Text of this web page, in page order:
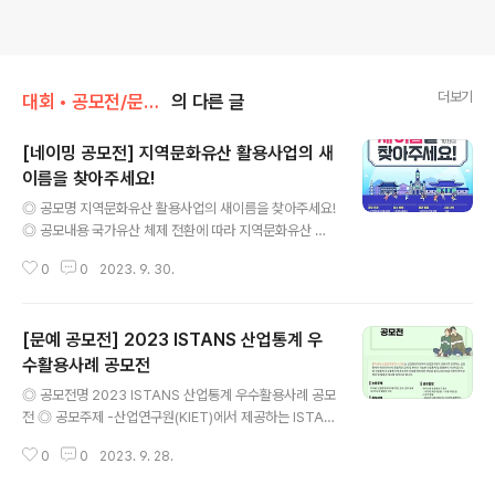
대회 • 공모전/문학 • 문예 • 네이밍 • 슬로건 의 다른 글 더보기
[네이밍 공모전] 지역문화유산 활용사업의 새
이름을 찾아주세요!
◎ 공모명 지역문화유산 활용사업의 새이름을 찾아주세요!
◎ 공모내용 국가유산 체제 전환에 따라 지역문화유산 활
및 각 사업명 5개 사업명에 담아야 할 내용 - 각 사업의 의
화유산 활용사업 2. 각 사업명 : 생생 문화유산 활용사업,
향교서원 문화유산 활용사업, 문화유산 야행, 전통산사 문
화유산 활용사업, 고택종갓집 활용사업 ◎ 공모기간 202
3.9.11.(월)~10.13.(금) ◎ 응모자격 1. 전국민(제한 없음)
2. 1인 3개까지 신청가능 ◎ 심사방법 서류심사 1차 심사 :
내, 외부 전문가를 통한 사전 심사 진행 각 사업별 5개..
0 0 2023. 9. 30.
[문예 공모전] 2023 ISTANS 산업통계 우
수활용사례 공모전
◎ 공모전명 2023 ISTANS 산업통계 우수활용사례 공모
전 ◎ 공모주제 -산업연구원(KIET)에서 제공하는 ISTAN
용한 사례(PT자료작성, 연구인용 포함) -활용수기는 아래
0 0 2023. 9. 28.